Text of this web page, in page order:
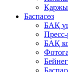
Қаржы
Баспасөз
БАҚ
Пресс-
БАҚ